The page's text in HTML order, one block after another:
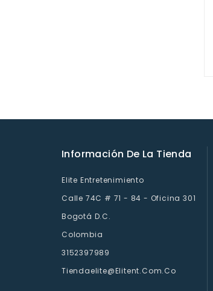
Información De La Tienda
Elite Entretenimiento
Calle 74C # 71 - 84 - Oficina 301
Bogotá D.C.
Colombia
3152397989
Tiendaelite@elitent.com.co